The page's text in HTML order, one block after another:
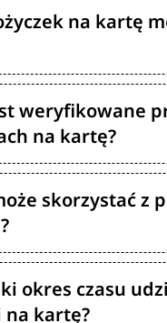
na kartę
weryfikowane
na kartę?
skorzystać z
okres czasu
na kartę?